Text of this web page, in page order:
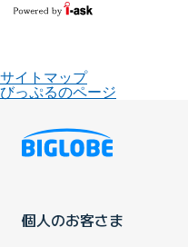
サイトマップ
びっぷるのページ
個人のお客さま